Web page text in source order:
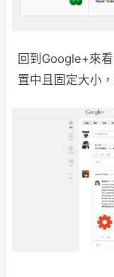
回到Google+來
置中且固定大小